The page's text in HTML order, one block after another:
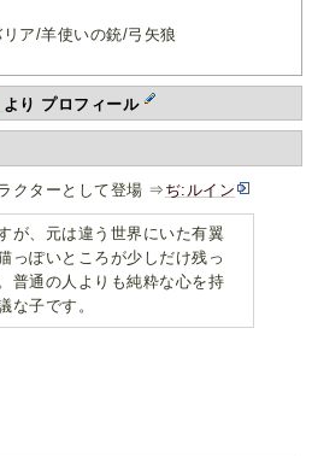
リア/羊使いの銃/弓矢狼
より プロフィール
クターとして登場 ⇒ ぢ:ルイン
が、元は違う世界にいた有翼
っぽいところが少しだけ残っ
普通の人よりも純粋な心を持
な子です。